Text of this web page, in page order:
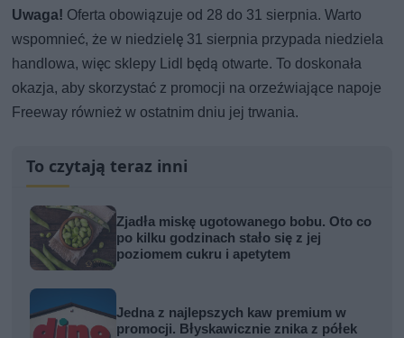
Uwaga! Oferta obowiązuje od 28 do 31 sierpnia. Warto
wspomnieć, że w niedzielę 31 sierpnia przypada niedziela
handlowa, więc sklepy Lidl będą otwarte. To doskonała
okazja, aby skorzystać z promocji na orzeźwiające napoje
Freeway również w ostatnim dniu jej trwania.
To czytają teraz inni
Zjadła miskę ugotowanego bobu. Oto co
po kilku godzinach stało się z jej
poziomem cukru i apetytem
Jedna z najlepszych kaw premium w
promocji. Błyskawicznie znika z półek